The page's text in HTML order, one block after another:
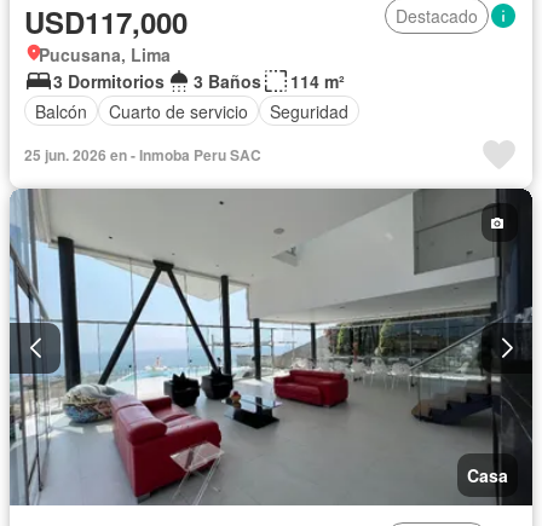
USD117,000
Destacado
Pucusana, Lima
3 Dormitorios
3 Baños
114 m²
Balcón
Cuarto de servicio Seguridad
25 jun. 2026 en - Inmoba Peru SAC
Casa